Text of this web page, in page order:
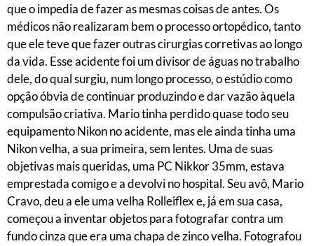
que o impedia de fazer as mesmas coisas de antes. Os
médicos não realizaram bem o processo ortopédico, tanto
que ele teve que fazer outras cirurgias corretivas ao longo
da vida. Esse acidente foi um divisor de águas no trabalho
dele, do qual surgiu, num longo processo, o estúdio como
opção óbvia de continuar produzindo e dar vazão àquela
compulsão criativa. Mario tinha perdido quase todo seu
equipamento Nikon no acidente, mas ele ainda tinha uma
Nikon velha, a sua primeira, sem lentes. Uma de suas
objetivas mais queridas, uma PC Nikkor 35mm, estava
emprestada comigo e a devolvi no hospital. Seu avô, Mario
Cravo, deu a ele uma velha Rolleiflex e, já em sua casa,
começou a inventar objetos para fotografar contra um
fundo cinza que era uma chapa de zinco velha. Fotografou